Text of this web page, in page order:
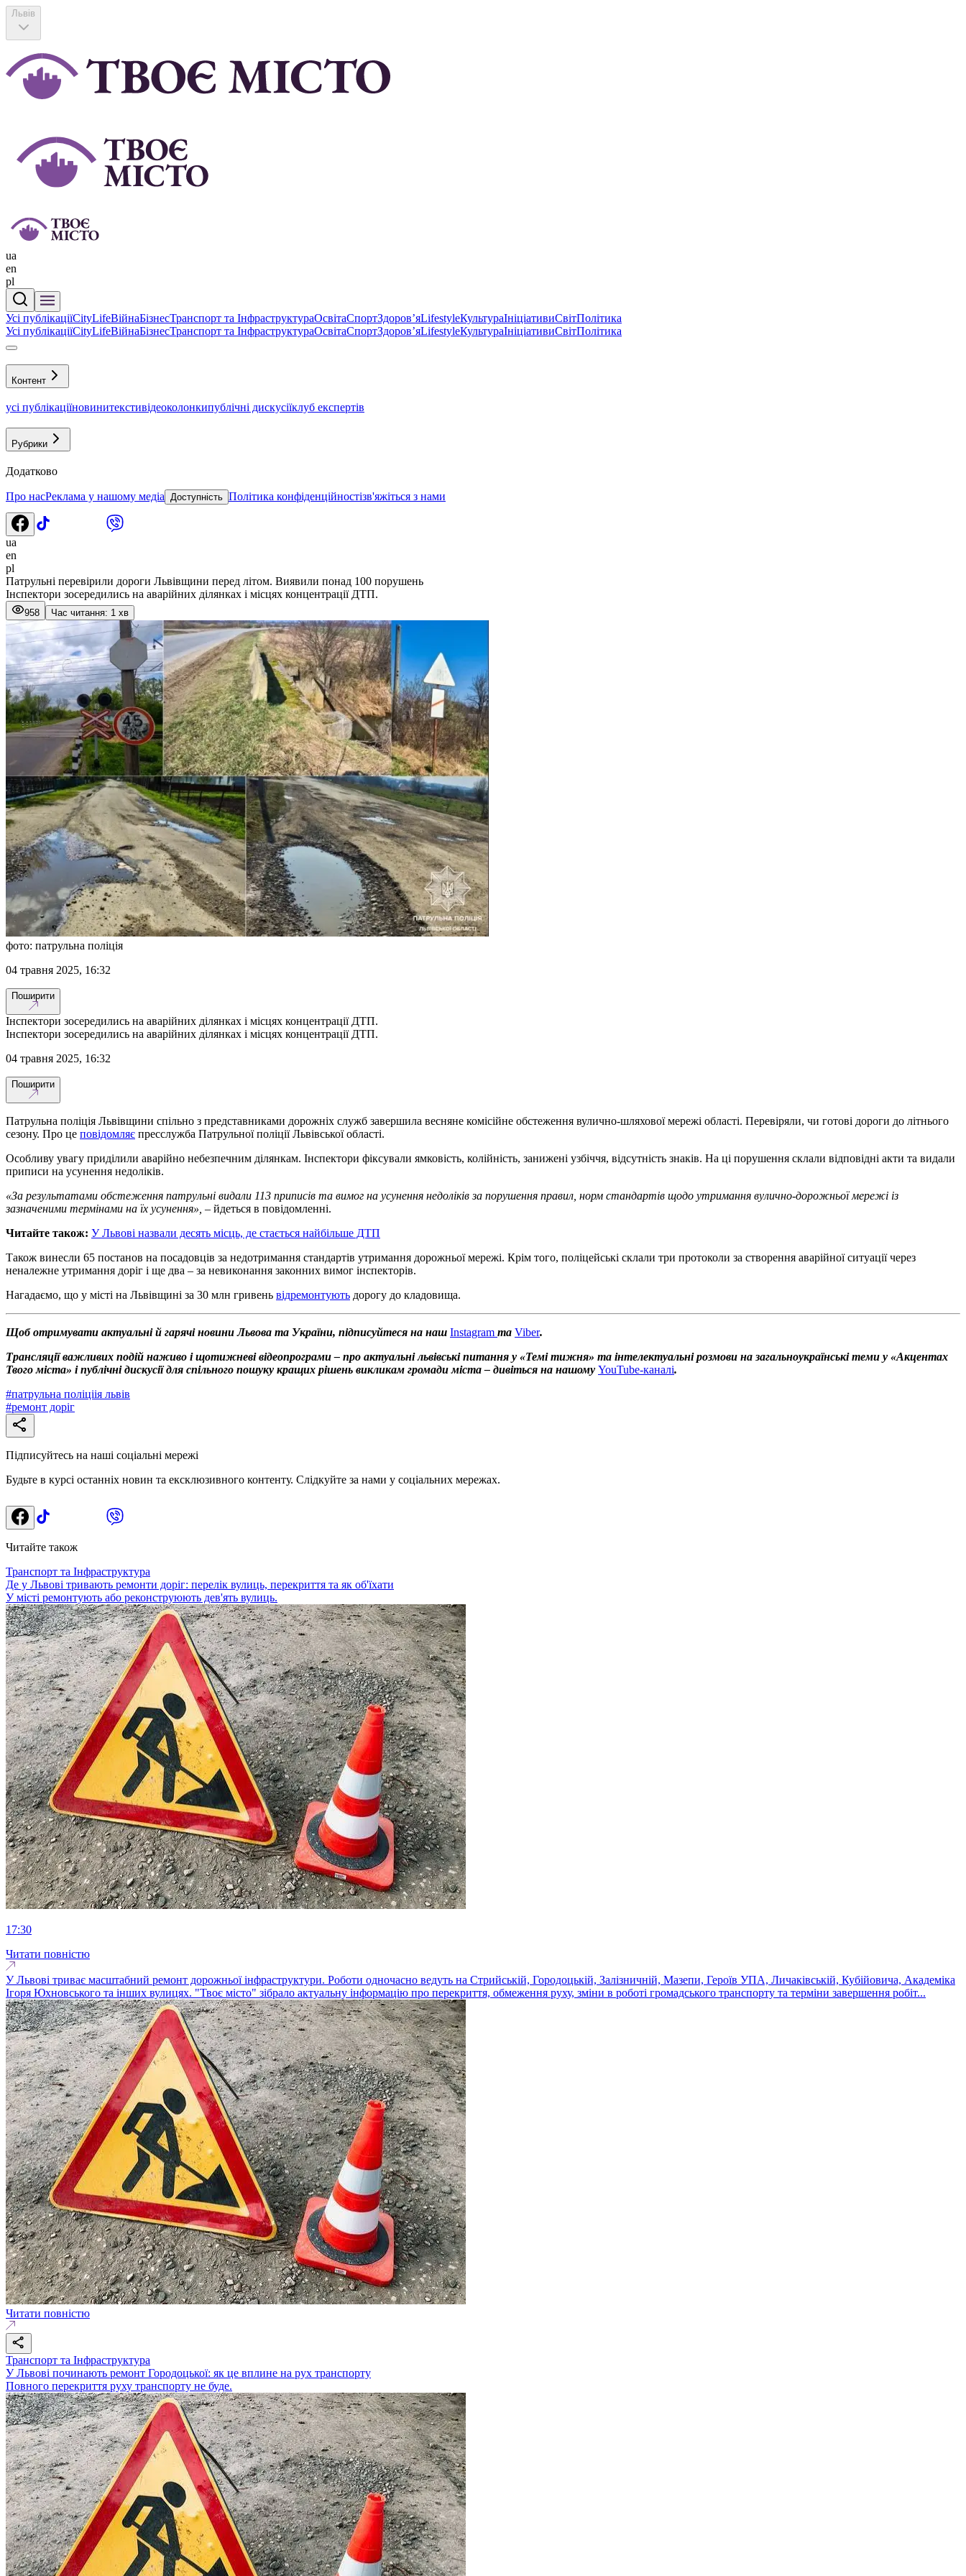
Львів
ua
en
pl
Усі публікаціїCityLifeВійнаБізнесТранспорт та ІнфраструктураОсвітаСпортЗдоровʼяLifestyleКультураІніціативиСвітПолітика
Усі публікаціїCityLifeВійнаБізнесТранспорт та ІнфраструктураОсвітаСпортЗдоровʼяLifestyleКультураІніціативиСвітПолітика
Контент
усі публікаціїновинитекстивідеоколонкипублічні дискусіїклуб експертів
Рубрики
Додатково
Про насРеклама у нашому медіа Доступність Політика конфіденційностізв'яжіться з нами
ua
en
pl
Патрульні перевірили дороги Львівщини перед літом. Виявили понад 100 порушень
Інспектори зосередились на аварійних ділянках і місцях концентрації ДТП.
958 Час читання: 1 хв
фото: патрульна поліція
04 травня 2025, 16:32
Поширити
Інспектори зосередились на аварійних ділянках і місцях концентрації ДТП.
Інспектори зосередились на аварійних ділянках і місцях концентрації ДТП.
04 травня 2025, 16:32
Поширити
Патрульна поліція Львівщини спільно з представниками дорожніх служб завершила весняне комісійне обстеження вулично-шляхової мережі області. Перевіряли, чи готові дороги до літнього
сезону. Про це повідомляє пресслужба Патрульної поліції Львівської області.
Особливу увагу приділили аварійно небезпечним ділянкам. Інспектори фіксували ямковість, колійність, занижені узбіччя, відсутність знаків. На ці порушення склали відповідні акти та видали
приписи на усунення недоліків.
«За результатами обстеження патрульні видали 113 приписів та вимог на усунення недоліків за порушення правил, норм стандартів щодо утримання вулично-дорожньої мережі із
зазначеними термінами на їх усунення», – йдеться в повідомленні.
Читайте також: У Львові назвали десять місць, де стається найбільше ДТП
Також винесли 65 постанов на посадовців за недотримання стандартів утримання дорожньої мережі. Крім того, поліцейські склали три протоколи за створення аварійної ситуації через
неналежне утримання доріг і ще два – за невиконання законних вимог інспекторів.
Нагадаємо, що у місті на Львівщині за 30 млн гривень відремонтують дорогу до кладовища.
Щоб отримувати актуальні й гарячі новини Львова та України, підписуйтеся на наш Instagram та Viber.
Трансляції важливих подій наживо і щотижневі відеопрограми – про актуальні львівські питання у «Темі тижня» та інтелектуальні розмови на загальноукраїнські теми у «Акцентах
Твого міста» і публічні дискусії для спільного пошуку кращих рішень викликам громади міста – дивіться на нашому YouTube-каналі.
#патрульна поліціія львів
#ремонт доріг
Підписуйтесь на наші соціальні мережі
Будьте в курсі останніх новин та ексклюзивного контенту. Слідкуйте за нами у соціальних мережах.
Читайте також
Транспорт та Інфраструктура
Де у Львові тривають ремонти доріг: перелік вулиць, перекриття та як об'їхати
У місті ремонтують або реконструюють дев'ять вулиць.
17:30
Читати повністю
У Львові триває масштабний ремонт дорожньої інфраструктури. Роботи одночасно ведуть на Стрийській, Городоцькій, Залізничній, Мазепи, Героїв УПА, Личаківській, Кубійовича, Академіка
Ігоря Юхновського та інших вулицях. "Твоє місто" зібрало актуальну інформацію про перекриття, обмеження руху, зміни в роботі громадського транспорту та терміни завершення робіт...
Читати повністю
Транспорт та Інфраструктура
У Львові починають ремонт Городоцької: як це вплине на рух транспорту
Повного перекриття руху транспорту не буде.